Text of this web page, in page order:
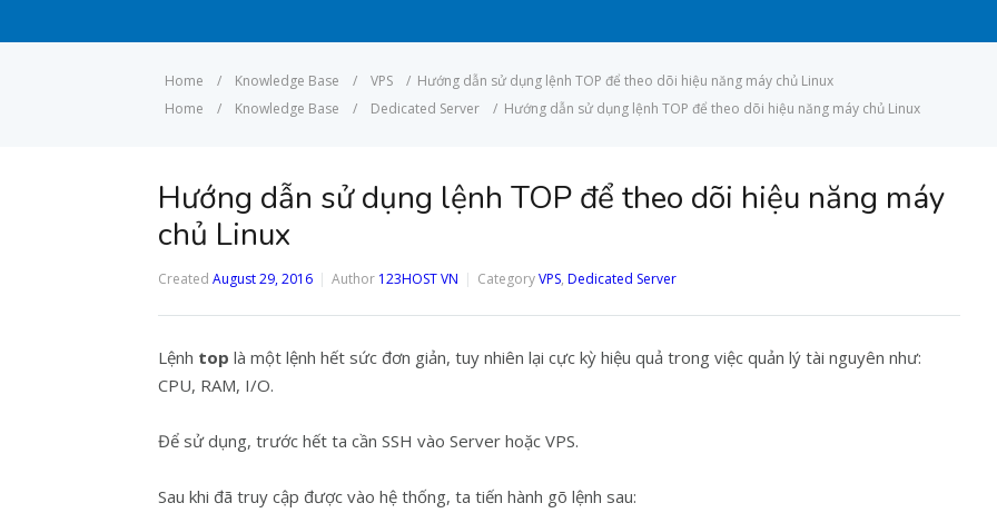
Home / Knowledge Base / VPS / Hướng dẫn sử dụng lệnh TOP để theo dõi hiệu năng máy chủ Linux
Home
/ Knowledge Base / Dedicated Server / Hướng dẫn sử dụng lệnh TOP để theo dõi hiệu năng máy chủ Linux
Hướng dẫn sử dụng lệnh TOP để theo dõi hiệu năng máy
chủ Linux
Created August 29, 2016 Author 123HOST VN CategoryVPS, Dedicated Server
Lệnh top là một lệnh hết sức đơn giản, tuy nhiên lại cực kỳ hiệu quả trong việc quản lý tài nguyên như:
CPU, RAM, I/O.
Để sử dụng, trước hết ta cần SSH vào Server hoặc VPS.
Sau khi đã truy cập được vào hệ thống, ta tiến hành gõ lệnh sau: